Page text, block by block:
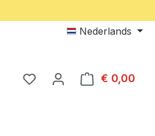
Nederlands
Je hebt 0 items op je
€ 0,00